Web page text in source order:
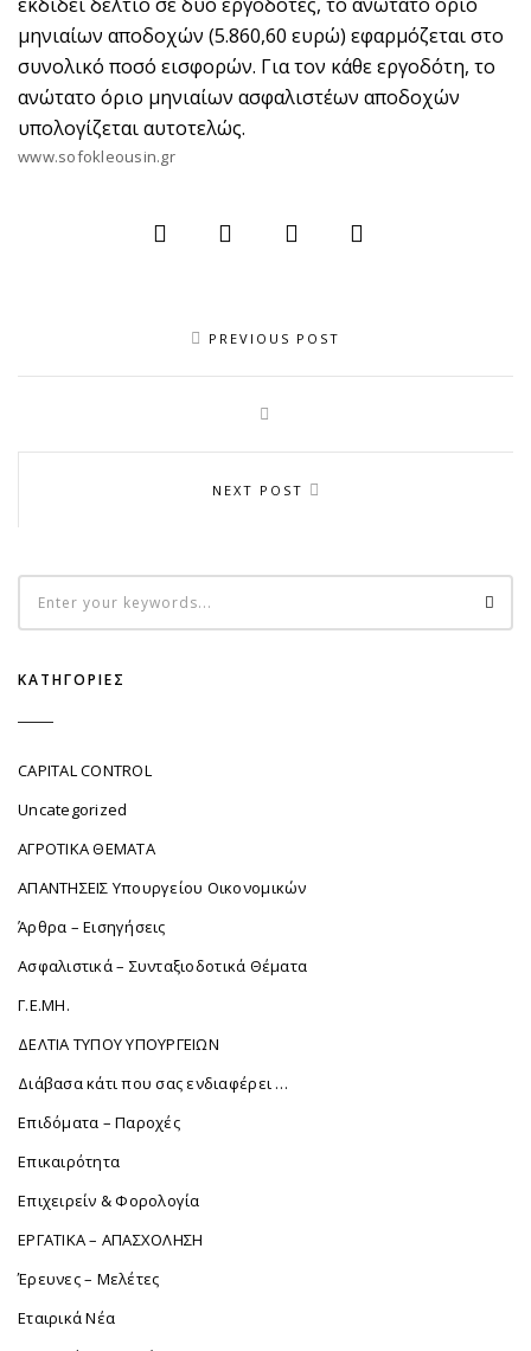
μηνιαίων αποδοχών (5.860,60 ευρώ) εφαρμόζεται στο
συνολικό ποσό εισφορών. Για τον κάθε εργοδότη, το
ανώτατο όριο μηνιαίων ασφαλιστέων αποδοχών
υπολογίζεται αυτοτελώς.
www.sofokleousin.gr
PREVIOUS POST
NEXT POST
ΚΑΤΗΓΟΡΊΕΣ
CAPITAL CONTROL
Uncategorized
ΑΓΡΟΤΙΚΑ ΘΕΜΑΤΑ
ΑΠΑΝΤΗΣΕΙΣ Υπουργείου Οικονομικών
Άρθρα – Εισηγήσεις
Ασφαλιστικά – Συνταξιοδοτικά Θέματα
Γ.Ε.ΜΗ.
ΔΕΛΤΙΑ ΤΥΠΟΥ ΥΠΟΥΡΓΕΙΩΝ
Διάβασα κάτι που σας ενδιαφέρει …
Επιδόματα – Παροχές
Επικαιρότητα
Επιχειρείν & Φορολογία
ΕΡΓΑΤΙΚΑ – ΑΠΑΣΧΟΛΗΣΗ
Έρευνες – Μελέτες
Εταιρικά Νέα